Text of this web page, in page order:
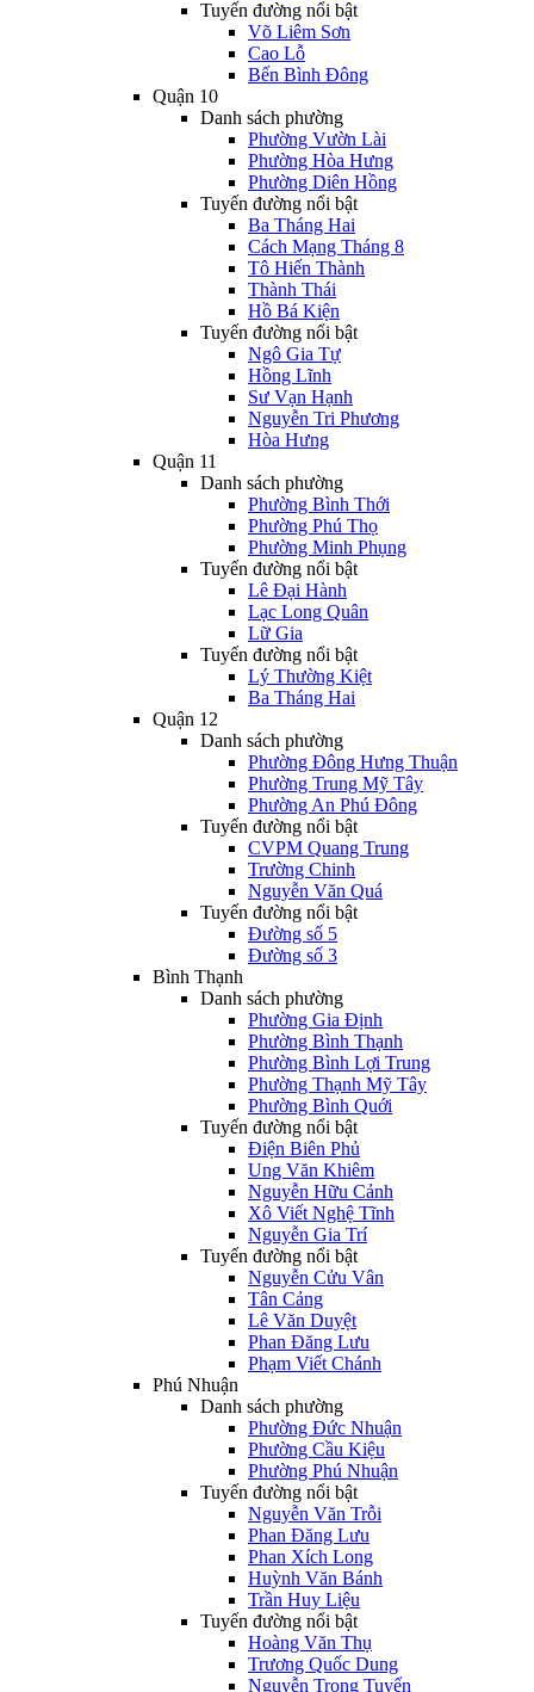
Tuyến đường nổi bật
Võ Liêm Sơn
Cao Lỗ
Bến Bình Đông
Quận 10
Danh sách phường
Phường Vườn Lài
Phường Hòa Hưng
Phường Diên Hồng
Tuyến đường nổi bật
Ba Tháng Hai
Cách Mạng Tháng 8
Tô Hiến Thành
Thành Thái
Hồ Bá Kiện
Tuyến đường nổi bật
Ngô Gia Tự
Hồng Lĩnh
Sư Vạn Hạnh
Nguyễn Tri Phương
Hòa Hưng
Quận 11
Danh sách phường
Phường Bình Thới
Phường Phú Thọ
Phường Minh Phụng
Tuyến đường nổi bật
Lê Đại Hành
Lạc Long Quân
Lữ Gia
Tuyến đường nổi bật
Lý Thường Kiệt
Ba Tháng Hai
Quận 12
Danh sách phường
Phường Đông Hưng Thuận
Phường Trung Mỹ Tây
Phường An Phú Đông
Tuyến đường nổi bật
CVPM Quang Trung
Trường Chinh
Nguyễn Văn Quá
Tuyến đường nổi bật
Đường số 5
Đường số 3
Bình Thạnh
Danh sách phường
Phường Gia Định
Phường Bình Thạnh
Phường Bình Lợi Trung
Phường Thạnh Mỹ Tây
Phường Bình Quới
Tuyến đường nổi bật
Điện Biên Phủ
Ung Văn Khiêm
Nguyễn Hữu Cảnh
Xô Viết Nghệ Tĩnh
Nguyễn Gia Trí
Tuyến đường nổi bật
Nguyễn Cửu Vân
Tân Cảng
Lê Văn Duyệt
Phan Đăng Lưu
Phạm Viết Chánh
Phú Nhuận
Danh sách phường
Phường Đức Nhuận
Phường Cầu Kiệu
Phường Phú Nhuận
Tuyến đường nổi bật
Nguyễn Văn Trỗi
Phan Đăng Lưu
Phan Xích Long
Huỳnh Văn Bánh
Trần Huy Liệu
Tuyến đường nổi bật
Hoàng Văn Thụ
Trương Quốc Dung
Nguyễn Trọng Tuyển